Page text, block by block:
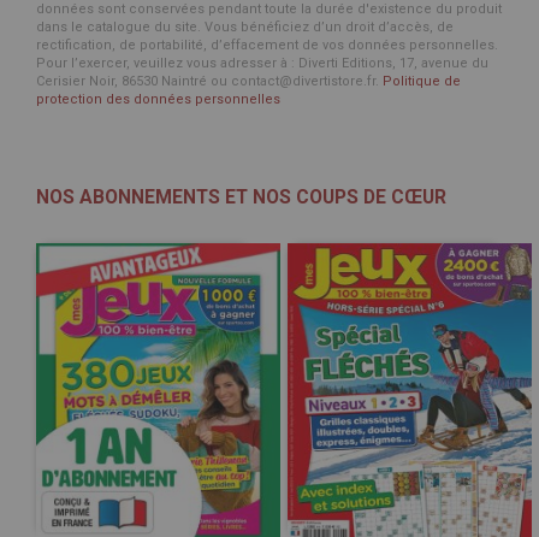
données sont conservées pendant toute la durée d'existence du produit
dans le catalogue du site. Vous bénéficiez d’un droit d’accès, de
rectification, de portabilité, d’effacement de vos données personnelles.
Pour l’exercer, veuillez vous adresser à : Diverti Editions, 17, avenue du
Cerisier Noir, 86530 Naintré ou contact@divertistore.fr. Politique de
protection des données personnelles
NOS ABONNEMENTS ET NOS COUPS DE CŒUR